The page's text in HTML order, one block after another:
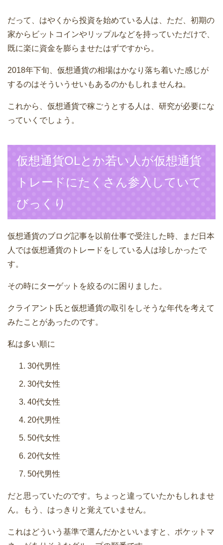
だって、はやくから投資を始めている人は、ただ、初期の
家からビットコインやリップルなどを持っていただけで、
既に楽に資金を膨らませたはずですから。
2018年下旬、仮想通貨の相場はかなり落ち着いた感じが
するのはそういうせいもあるのかもしれませんね。
これから、仮想通貨で稼ごうとする人は、研究が必要にな
っていくでしょう。
仮想通貨OLとか若い人が仮想通貨
トレードにたくさん参入していて
びっくり
仮想通貨のブログ記事を以前仕事で受注した時、まだ日本
人では仮想通貨のトレードをしている人は珍しかったで
す。
その時にターゲットを絞るのに困りました。
クライアント氏と仮想通貨の取引をしそうな年代を考えて
みたことがあったのです。
私は多い順に
30代男性
30代女性
40代女性
20代男性
50代女性
20代女性
50代男性
だと思っていたのです。ちょっと違っていたかもしれませ
ん。もう、はっきりと覚えていません。
これはどういう基準で選んだかといいますと、ポケットマ